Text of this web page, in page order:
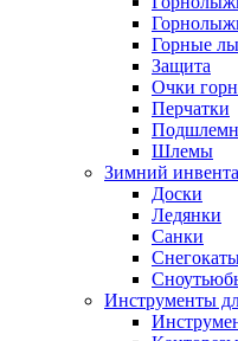
Горные
Защита
Очки
Перчатки
Шлемы
Зимний
Доски
Ледянки
Санки
Инструменты